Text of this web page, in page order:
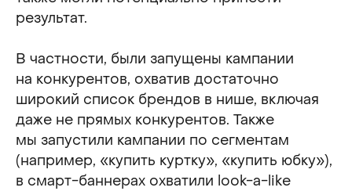
результат.
В частности, были запущены кампании
на конкурентов, охватив достаточно
широкий список брендов в нише, включая
даже не прямых конкурентов. Также
мы запустили кампании по сегментам
(например, «купить куртку», «купить юбку»),
в смарт-баннерах охватили look-a-like